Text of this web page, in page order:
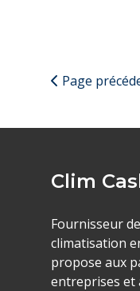
Page
Clim
Fournisseur
climatisation
propose aux
entreprises et